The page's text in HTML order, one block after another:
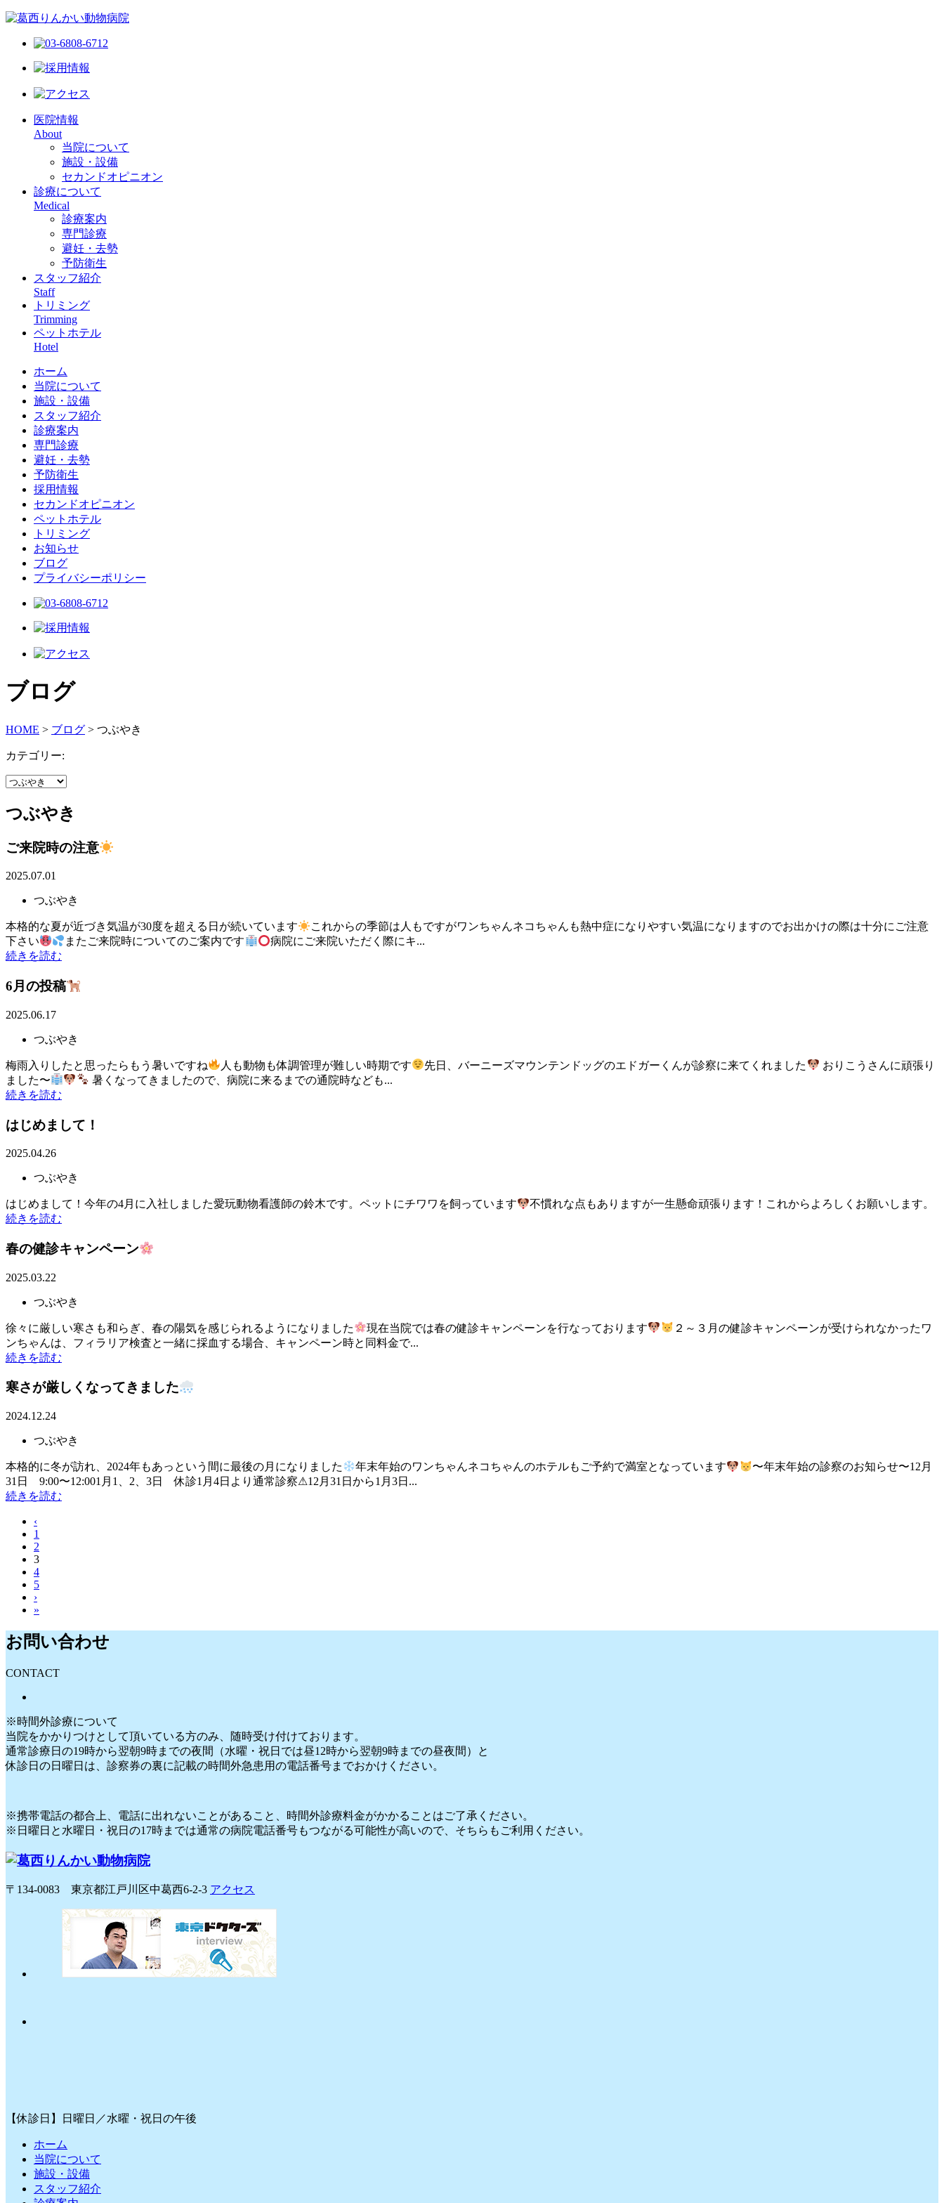
医院情報
About
当院について
施設・設備
セカンドオピニオン
診療について
Medical
診療案内
専門診療
避妊・去勢
予防衛生
スタッフ紹介
Staff
トリミング
Trimming
ペットホテル
Hotel
ホーム
当院について
施設・設備
スタッフ紹介
診療案内
専門診療
避妊・去勢
予防衛生
採用情報
セカンドオピニオン
ペットホテル
トリミング
お知らせ
ブログ
プライバシーポリシー
ブログ
HOME > ブログ > つぶやき
カテゴリー:
つぶやき
ご来院時の注意
2025.07.01
つぶやき
本格的な夏が近づき気温が30度を超える日が続いています
これからの季節は人もですがワンちゃんネコちゃんも熱中症になりやすい気温になりますのでお出かけの際は十分にご注意
下さい
またご来院時についてのご案内です
病院にご来院いただく際にキ...
続きを読む
6月の投稿
2025.06.17
つぶやき
梅雨入りしたと思ったらもう暑いですね 人も動物も体調管理が難しい時期です 先日、バーニーズマウンテンドッグのエドガーくんが診察に来てくれました
おりこうさんに頑張り
ました〜
暑くなってきましたので、病院に来るまでの通院時なども...
続きを読む
はじめまして！
2025.04.26
つぶやき
はじめまして！今年の4月に入社しました愛玩動物看護師の鈴木です。ペットにチワワを飼っています
不慣れな点もありますが一生懸命頑張ります！これからよろしくお願いします。
続きを読む
春の健診キャンペーン
2025.03.22
つぶやき
徐々に厳しい寒さも和らぎ、春の陽気を感じられるようになりました 現在当院では春の健診キャンペーンを行なっております
２～３月の健診キャンペーンが受けられなかったワ
ンちゃんは、フィラリア検査と一緒に採血する場合、キャンペーン時と同料金で...
続きを読む
寒さが厳しくなってきました
2024.12.24
つぶやき
本格的に冬が訪れ、2024年もあっという間に最後の月になりました 年末年始のワンちゃんネコちゃんのホテルもご予約で満室となっています
〜年末年始の診察のお知らせ〜12月
31日 9:00〜12:001月1、2、3日 休診1月4日より通常診察⚠︎12月31日から1月3日...
続きを読む
‹
1
2
3
4
5
›
»
お問い合わせ
CONTACT
※時間外診療について
当院をかかりつけとして頂いている方のみ、随時受け付けております。
通常診療日の19時から翌朝9時までの夜間（水曜・祝日では昼12時から翌朝9時までの昼夜間）と
休診日の日曜日は、診察券の裏に記載の時間外急患用の電話番号までおかけください。
※携帯電話の都合上、電話に出れないことがあること、時間外診療料金がかかることはご了承ください。
※日曜日と水曜日・祝日の17時までは通常の病院電話番号もつながる可能性が高いので、そちらもご利用ください。
〒134-0083 東京都江戸川区中葛西6-2-3 アクセス
【休診日】日曜日／水曜・祝日の午後
ホーム
当院について
施設・設備
スタッフ紹介